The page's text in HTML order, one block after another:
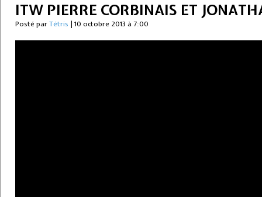
ITW PIERRE CORBINAIS ET
Posté parTétris | 10 octobre 2013 à 7:00